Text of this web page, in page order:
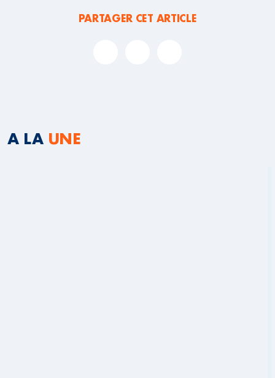
PARTAGER CET ARTICLE
A LA UNE